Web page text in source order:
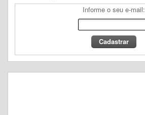
Informe o seu e-mail: